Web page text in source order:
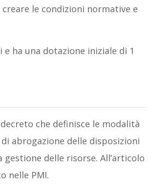
le condizioni normative e
ha una dotazione iniziale di 1
che definisce le modalità
abrogazione delle disposizioni
delle risorse. All’articolo
nelle PMI.